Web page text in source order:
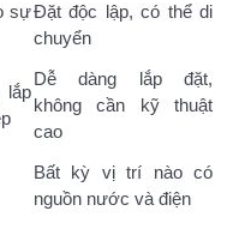
sựĐặt độc lập, có thể di
chuyển
lắp
Dễ dàng lắp đặt,
không cần kỹ thuật
cao
Bất kỳ vị trí nào có
nguồn nước và điện